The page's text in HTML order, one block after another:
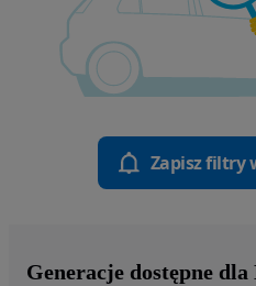
Zapisz filtry
Generacje dostępne dla